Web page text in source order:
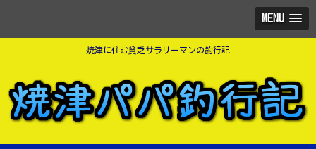
MENU
焼津に住む貧乏サラリーマンの釣行記